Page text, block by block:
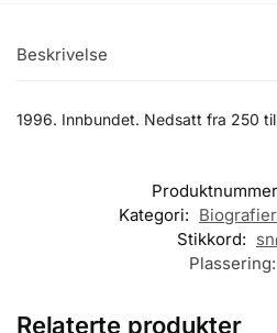
Beskrivelse
1996. Innbundet. Nedsatt fra 250 til
Kategori:
Stikkord:
Plassering:
Relaterte produkter